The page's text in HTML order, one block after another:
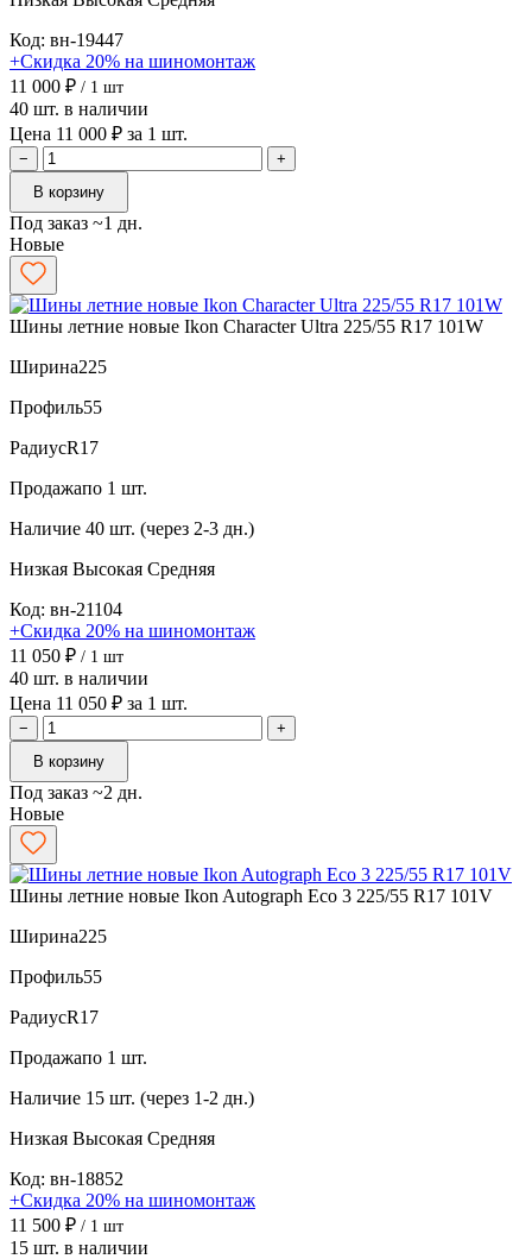
Код: вн-19447
+Скидка 20% на шиномонтаж
11 000 ₽ / 1 шт
40 шт. в наличии
Цена 11 000 ₽ за 1 шт.
−
+
В корзину
Под заказ ~1 дн.
Новые
Шины летние новые Ikon Character Ultra 225/55 R17 101W
Ширина225
Профиль55
РадиусR17
Продажапо 1 шт.
Наличие 40 шт. (через 2-3 дн.)
Низкая Высокая Средняя
Код: вн-21104
+Скидка 20% на шиномонтаж
11 050 ₽ / 1 шт
40 шт. в наличии
Цена 11 050 ₽ за 1 шт.
−
+
В корзину
Под заказ ~2 дн.
Новые
Шины летние новые Ikon Autograph Eco 3 225/55 R17 101V
Ширина225
Профиль55
РадиусR17
Продажапо 1 шт.
Наличие 15 шт. (через 1-2 дн.)
Низкая Высокая Средняя
Код: вн-18852
+Скидка 20% на шиномонтаж
11 500 ₽ / 1 шт
15 шт. в наличии